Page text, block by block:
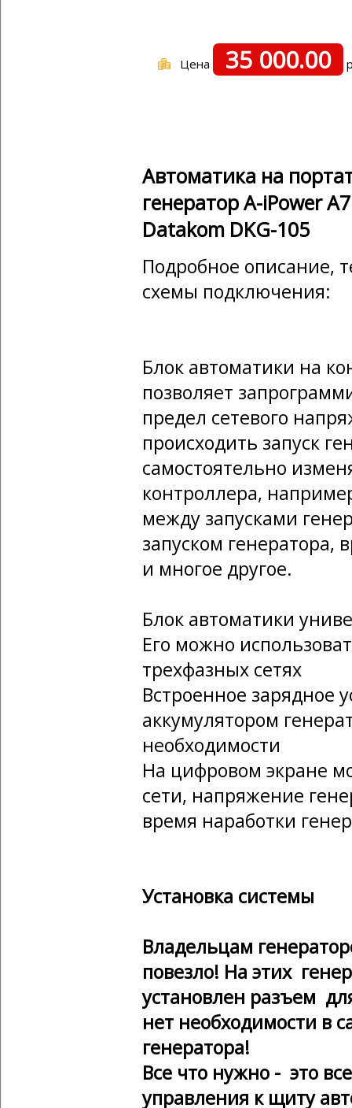
Цена 35 000.00
Автоматика на
генератор A-iPower
Datakom DKG-105
Подробное описание,
схемы подключения:
Блок автоматики на
позволяет
предел сетевого
происходить запуск
самостоятельно
контроллера,
между запусками
запуском генератора,
и многое другое.
Блок автоматики
Его можно
трехфазных сетях
Встроенное зарядное
аккумулятором
необходимости
На цифровом экране
сети, напряжение
время наработки
Установка системы
Владельцам
повезло! На этих
установлен разъем
нет необходимости в
генератора!
Все что нужно - это
управления к щиту